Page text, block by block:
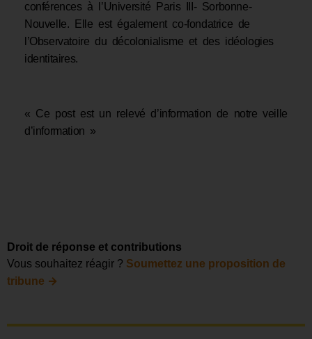
conférences à l’Université Paris III- Sorbonne-
Nouvelle. Elle est également co-fondatrice de
l’Observatoire du décolonialisme et des idéologies
identitaires.
« Ce post est un relevé d’information de notre veille
d’information »
Droit de réponse et contributions
Vous souhaitez réagir ? Soumettez une proposition de
tribune →